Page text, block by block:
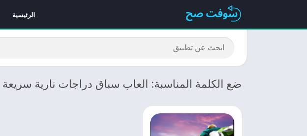
الرئيسية
ضع الكلمة المناسبة: العاب سباق دراجات نارية سريعة